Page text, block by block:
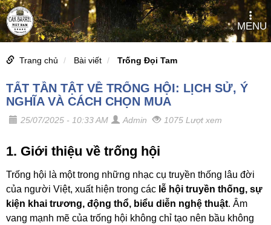
MENU
Trang chủ Bài viết Trống Đọi Tam
TẤT TẦN TẬT VỀ TRỐNG HỘI: LỊCH SỬ, Ý
NGHĨA VÀ CÁCH CHỌN MUA
25/07/2025 - 10:33 AM Admin 1075 Lượt xem
1. Giới thiệu về trống hội
Trống hội là một trong những nhạc cụ truyền thống lâu đời
của người Việt, xuất hiện trong các lễ hội truyền thống, sự
kiện khai trương, động thổ, biểu diễn nghệ thuật. Âm
vang mạnh mẽ của trống hội không chỉ tạo nên bầu không